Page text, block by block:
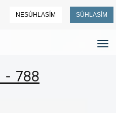
NESÚHLASÍM SÚHLASÍM
- 788